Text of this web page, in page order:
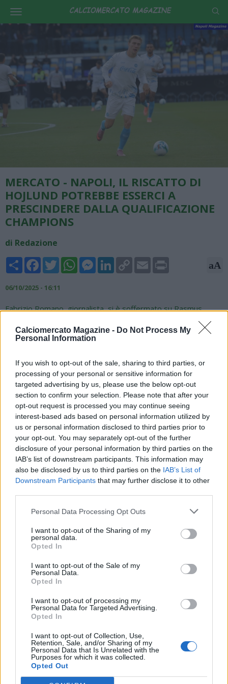
Calciomercato Magazine - Do Not Process My
Personal Information
If you wish to opt-out of the sale, sharing to third parties, or
processing of your personal or sensitive information for
targeted advertising by us, please use the below opt-out
section to confirm your selection. Please note that after your
opt-out request is processed you may continue seeing
interest-based ads based on personal information utilized by
us or personal information disclosed to third parties prior to
your opt-out. You may separately opt-out of the further
disclosure of your personal information by third parties on the
IAB’s list of downstream participants. This information may
also be disclosed by us to third parties on the IAB’s List of
Downstream Participants that may further disclose it to other
Personal Data Processing Opt Outs
I want to opt-out of the Sharing of my
personal data.
Opted In
I want to opt-out of the Sale of my
Personal Data.
Opted In
I want to opt-out of processing my
Personal Data for Targeted Advertising.
Opted In
I want to opt-out of Collection, Use,
Retention, Sale, and/or Sharing of my
Personal Data that Is Unrelated with the
Purposes for which it was collected.
Opted Out
MERCATO - NAPOLI, IL RISCATTO DI
HOJLUND POTREBBE ESSERCI A
PRESCINDERE DALLA QUALIFICAZIONE
CHAMPIONS
di Redazione
Share FacebookTwitterWhatsAppMessengerLinkedInCopy
Link
Email aA
06/10/2025 - 16:11
Fabrizio Romano, giornalista, si è soffermato su Rasmus
Hojlund, attaccante del Napoli grande protagonista di questi
primi mesi di stagione. Arrivato dal Manchester United con la
formula del prestito e obbligo di riscatto fissato a 44 milioni in
sarebbero intenzionati ad acquistarlo comunque, a
prescindere dal piazzamento tra le prime quattro in
campionato. Tutte le parti coinvolte, spiega l'esperto di
mercato, considerano l’operazione come un trasferimento
destinato a diventare definitivo. Insomma, il futuro di Hojlund
diventa sempre più azzurro.
VAI ALLA VERSIONE CLASSICA
Il materiale (testo, foto e video) consultabile in questo portale è di nostra proprietà.
Alcune foto (screenshot) ed articoli presenti su "Calciomercato Magazine" sono in parte
giunti da internet, in quanto arrivati alla nostra attenzione attraverso regolari
comunicati stampa con immagini e testi allegati ed autorizzati alla pubblicazione, e
quindi valutati di pubblico dominio. Se i soggetti o gli autori avessero qualcosa in